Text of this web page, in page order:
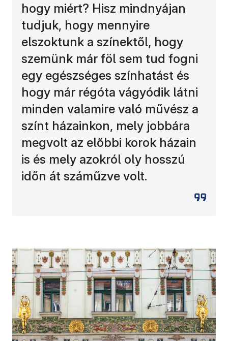
hogy miért? Hisz mindnyájan
tudjuk, hogy mennyire
elszoktunk a színektől, hogy
szemünk már föl sem tud fogni
egy egészséges színhatást és
hogy már régóta vágyódik látni
minden valamire való művész a
színt házainkon, mely jobbára
megvolt az előbbi korok házain
is és mely azokról oly hosszú
időn át száműzve volt.